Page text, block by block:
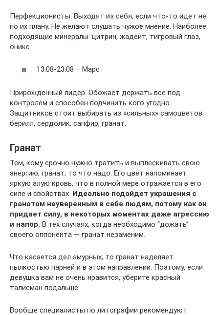
Перфекционисты. Выходят из себя, если что-то идет не
по их плану. Не желают слушать чужое мнение. Наиболее
подходящие минералы: цитрин, жадеит, тигровый глаз,
оникс.
13.08-23.08 – Марс
Прирожденный лидер. Обожает держать все под
контролем и способен подчинить кого угодно.
Защитников стоит выбирать из «сильных» самоцветов:
берилл, сердолик, сапфир, гранат.
Гранат
Тем, кому срочно нужно тратить и выплескивать свою
энергию, гранат, то что надо. Его цвет напоминает
яркую алую кровь, что в полной мере отражается в его
силе и свойствах. Идеально подойдет украшения с
гранатом неуверенным в себе людям, потому как он
придает силу, в некоторых моментах даже агрессию
и напор. В тех случаях, когда необходимо “дожать”
своего оппонента — гранат незаменим.
Что касается дел амурных, то гранат наделяет
пылкостью парней и в этом направлении. Поэтому, если
девушка вам не очень нравится, уберите красный
талисман подальше.
Вообще специалисты по литографии рекомендуют